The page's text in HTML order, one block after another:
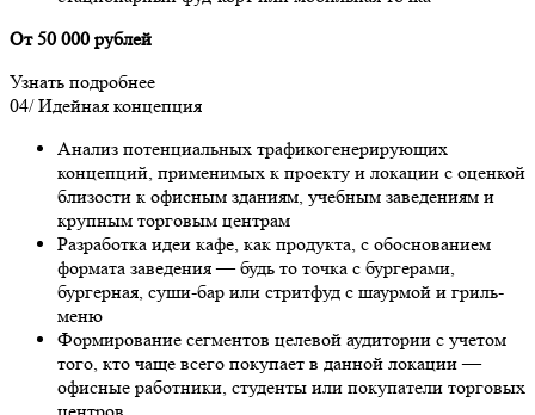
От 50 000 рублей
Узнать подробнее
04/Идейная концепция
Анализ потенциальных трафикогенерирующих
концепций, применимых к проекту и локации с оценкой
близости к офисным зданиям, учебным заведениям и
крупным торговым центрам
Разработка идеи кафе, как продукта, с обоснованием
формата заведения — будь то точка с бургерами,
бургерная, суши-бар или стритфуд с шаурмой и гриль-
меню
Формирование сегментов целевой аудитории с учетом
того, кто чаще всего покупает в данной локации —
офисные работники, студенты или покупатели торговых